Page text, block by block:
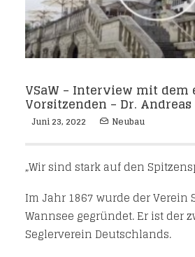
VSaW – Interview mit dem
Vorsitzenden – Dr.
Juni 23, 2022 Neubau
„Wir sind stark auf den
Im Jahr 1867 wurde der Verein
Wannsee gegründet. Er ist der
Seglerverein Deutschlands.